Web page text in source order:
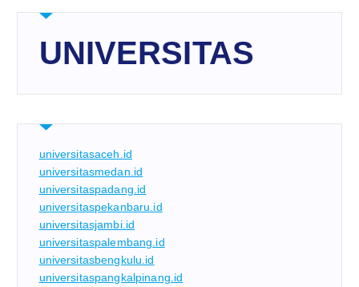
UNIVERSITAS
universitasaceh.id
universitasmedan.id
universitaspadang.id
universitaspekanbaru.id
universitasjambi.id
universitaspalembang.id
universitasbengkulu.id
universitaspangkalpinang.id